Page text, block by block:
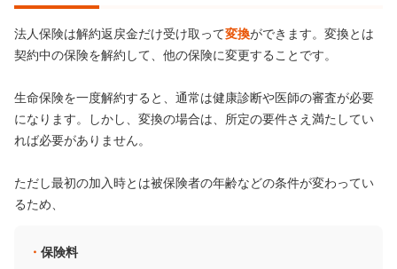
法人保険は解約返戻金だけ受け取って変換ができます。変換とは
契約中の保険を解約して、他の保険に変更することです。
生命保険を一度解約すると、通常は健康診断や医師の審査が必要
になります。しかし、変換の場合は、所定の要件さえ満たしてい
れば必要がありません。
ただし最初の加入時とは被保険者の年齢などの条件が変わってい
るため、
保険料